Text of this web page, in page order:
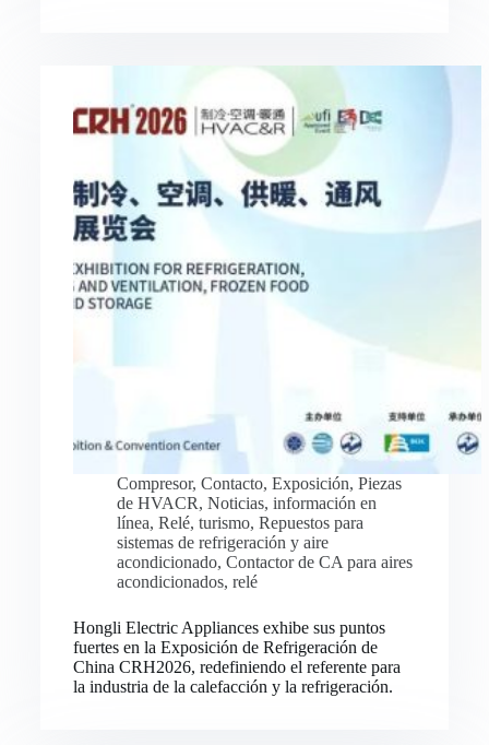
Compresor, Contacto, Exposición, Piezas
de HVACR, Noticias, información en
línea, Relé, turismo, Repuestos para
sistemas de refrigeración y aire
acondicionado, Contactor de CA para aires
acondicionados, relé
Hongli Electric Appliances exhibe sus puntos
fuertes en la Exposición de Refrigeración de
China CRH2026, redefiniendo el referente para
la industria de la calefacción y la refrigeración.